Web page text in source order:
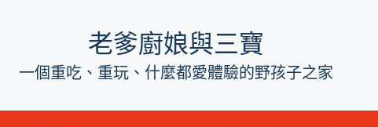
老爹廚娘與三寶
一個重吃、重玩、什麼都愛體驗的野孩子之家